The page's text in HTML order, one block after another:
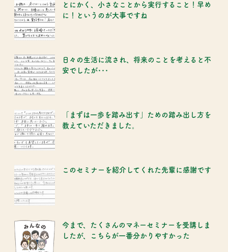
とにかく、小さなことから実行すること！早め
に！というのが大事ですね
日々の生活に流され、将来のことを考えると不
安でしたが･･･
「まずは一歩を踏み出す」ための踏み出し方を
教えていただきました。
このセミナーを紹介してくれた先輩に感謝です
今まで、たくさんのマネーセミナーを受講しま
したが、こちらが一番分かりやすかった